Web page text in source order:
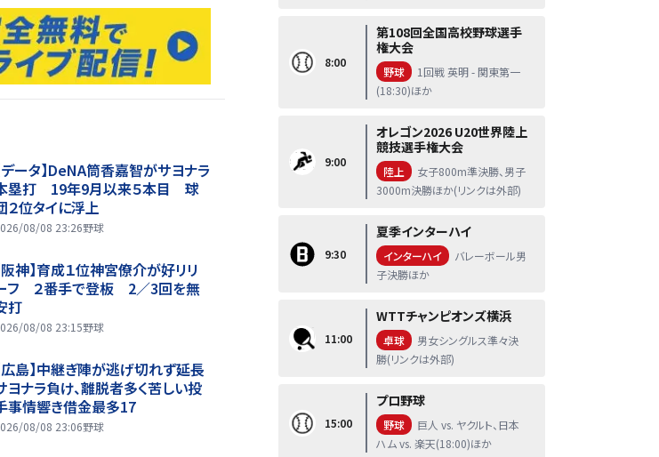
データ】DeNA筒香嘉智がサヨナラ
塁打 19年9月以来５本目 球
２位タイに浮上
08/08 23:26野球
阪神】育成１位神宮僚介が好リリ
フ ２番手で登板 2／3回を無
打
08/08 23:15野球
広島】中継ぎ陣が逃げ切れず延長
ヨナラ負け、離脱者多く苦しい投
事情響き借金最多17
08/08 23:06野球
8:00
第108回全国高校野球選手
権大会
野球
1回戦 英明 - 関東第一
(18:30)ほか
9:00
オレゴン2026 U20世界陸上
競技選手権大会
陸上
女子800m準決勝、男子
3000m決勝ほか(リンクは外部)
9:30
夏季インターハイ
インターハイ
バレーボール男
子決勝ほか
11:00
WTTチャンピオンズ横浜
卓球
男女シングルス準々決
勝(リンクは外部)
15:00
プロ野球
野球
巨人 vs. ヤクルト、日本
ハム vs. 楽天(18:00)ほか